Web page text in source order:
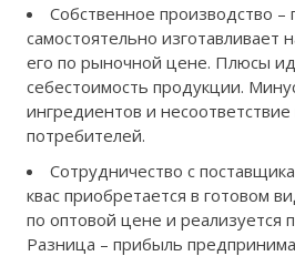
Собственное производство
самостоятельно изготавливает
его по рыночной цене. Плюсы
себестоимость продукции.
ингредиентов и несоответствие
потребителей.
Сотрудничество с
квас приобретается в готовом
по оптовой цене и реализуется
Разница – прибыль